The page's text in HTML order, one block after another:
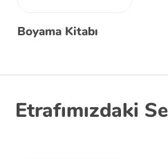
Boyama Kitabı
Etrafımızdaki